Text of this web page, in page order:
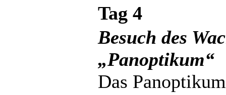
Tag 4
Besuch des
„Panoptikum“
Das